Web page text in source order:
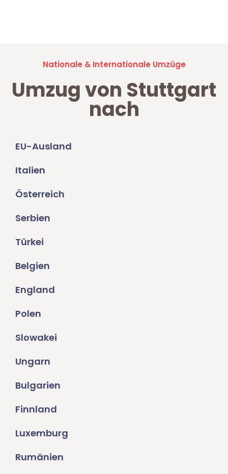
Nationale & Internationale Umzüge
Umzug von Stuttgart
nach
EU-Ausland
Italien
Österreich
Serbien
Türkei
Belgien
England
Polen
Slowakei
Ungarn
Bulgarien
Finnland
Luxemburg
Rumänien